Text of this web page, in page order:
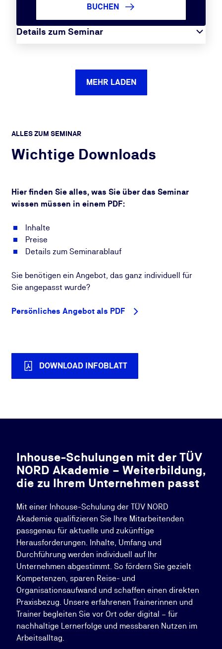
Details zum Seminar
BUCHEN
MEHR LADEN
ALLES ZUM SEMINAR
Wichtige Downloads
Hier finden Sie alles, was Sie über das Seminar
wissen müssen in einem PDF:
Inhalte
Preise
Details zum Seminarablauf
Sie benötigen ein Angebot, das ganz individuell für
Sie angepasst wurde?
Persönliches Angebot als PDF
DOWNLOAD INFOBLATT
Inhouse-Schulungen mit der TÜV
NORD Akademie – Weiterbildung,
die zu Ihrem Unternehmen passt
Mit einer Inhouse-Schulung der TÜV NORD
Akademie qualifizieren Sie Ihre Mitarbeitenden
passgenau für aktuelle und zukünftige
Herausforderungen. Inhalte, Umfang und
Durchführung werden individuell auf Ihr
Unternehmen abgestimmt. So fördern Sie gezielt
Kompetenzen, sparen Reise- und
Organisationsaufwand und schaffen einen direkten
Praxisbezug. Unsere erfahrenen Trainerinnen und
Trainer begleiten Sie vor Ort oder digital – für
nachhaltige Lernerfolge und messbaren Nutzen im
Arbeitsalltag.